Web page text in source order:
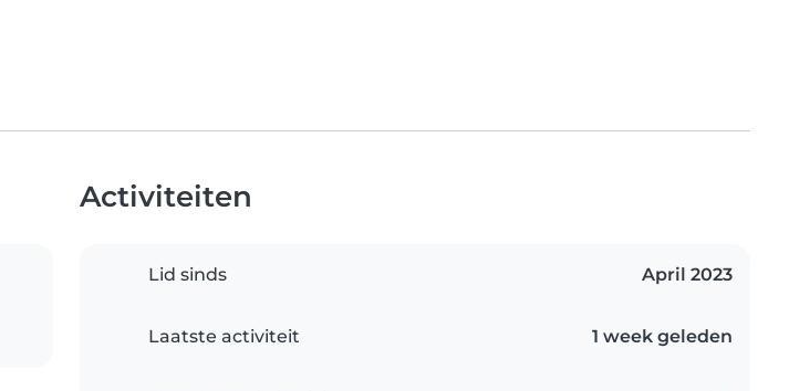
Activiteiten
Lid sinds April 2023
Laatste activiteit 1 week geleden